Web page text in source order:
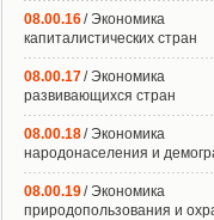
08.00.16/ Экономика
капиталистических стран
08.00.17/ Экономика
развивающихся стран
08.00.18/ Экономика
народонаселения и
08.00.19/ Экономика
природопользования и